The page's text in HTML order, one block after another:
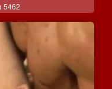
5462 צפיות